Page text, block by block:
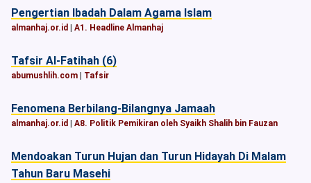
Pengertian Ibadah Dalam Agama Islam
almanhaj.or.id A1. Headline Almanhaj
Tafsir Al-Fatihah (6)
abumushlih.com Tafsir
Fenomena Berbilang-Bilangnya Jamaah
almanhaj.or.id A8. Politik Pemikiran oleh Syaikh Shalih bin Fauzan
Mendoakan Turun Hujan dan Turun Hidayah Di Malam
Tahun Baru Masehi